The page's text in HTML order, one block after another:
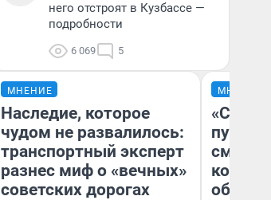
него отстроят в Кузбассе —
подробности
6 069 5
МНЕНИЕ
Наследие, которое
чудом не развалилось:
транспортный эксперт
разнес миф о «вечных»
советских дорогах
МНЕНИЕ